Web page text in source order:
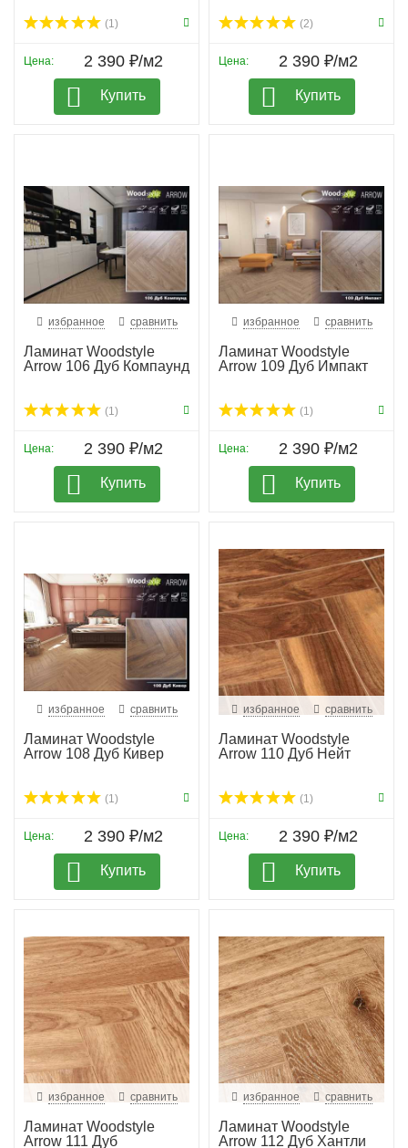
(1)
Цена: 2 390 ₽/м2
Купить
(2)
Цена: 2 390 ₽/м2
Купить
избранное сравнить
Ламинат Woodstyle
Arrow 106 Дуб Компаунд
(1)
Цена: 2 390 ₽/м2
Купить
избранное сравнить
Ламинат Woodstyle
Arrow 109 Дуб Импакт
(1)
Цена: 2 390 ₽/м2
Купить
избранное сравнить
Ламинат Woodstyle
Arrow 108 Дуб Кивер
(1)
Цена: 2 390 ₽/м2
Купить
избранное сравнить
Ламинат Woodstyle
Arrow 110 Дуб Нейт
(1)
Цена: 2 390 ₽/м2
Купить
избранное сравнить
Ламинат Woodstyle
Arrow 111 Дуб
избранное сравнить
Ламинат Woodstyle
Arrow 112 Дуб Хантли